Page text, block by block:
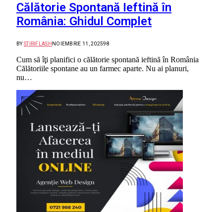
Călătorie Spontană Ieftină în
România: Ghidul Complet
BY STIRIFLASH NOIEMBRIE 11, 202598
Cum să îţi planifici o călătorie spontană ieftină în România
Călătoriile spontane au un farmec aparte. Nu ai planuri,
nu…